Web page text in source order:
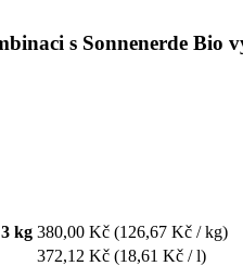
s Sonnenerde Bio
kg 380,00 Kč (126,67 Kč / kg)
372,12 Kč (18,61 Kč / l)